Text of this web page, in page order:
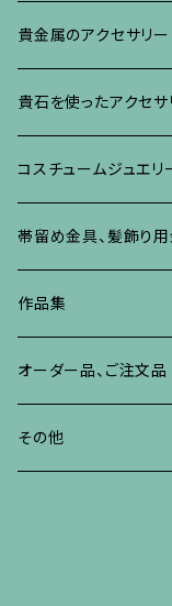
ブレスレット、その他
リング
ブレスレット、その他
イヤリング・ピアス
ブローチ
イヤリング、ピアス
水晶に蒔絵のアクセサ
ブローチ
イヤリング、ピアス
朴の木やポプラに蒔絵
ブローチ
イヤリング・ピアス
その他の蒔絵のアクセ
イヤリング、ピアス
ネックレス、ペンダント
リング
ブレスレット、バング
ブローチ
イヤリング、ピアス
ネックレス、ペンダント
リング
ブレスレット、バングル
貴金属のアクセサリー
ブローチ
イヤリング、ピアス
ネックレス、ペンダント
ブレスレット、その他
リング
貴石を使ったアクセサ
ブローチ
イヤリング、ピアス
ネックレス、ペンダント
リング
ブレスレット、バングル
コスチュームジュエリ
ブローチ
イヤリング、ピアス
ネックレス、ペンダント
リング
帯留め金具、髪飾り用
作品集
オーダー品、ご注文品
その他